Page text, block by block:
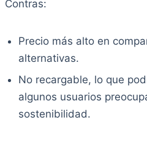
Contras:
Precio más alto en
alternativas.
No recargable, lo que
algunos usuarios
sostenibilidad.